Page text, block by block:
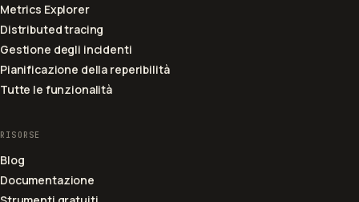
Metrics Explorer
Distributed tracing
Gestione degli incidenti
Pianificazione della reperibilità
Tutte le funzionalità
RISORSE
Blog
Documentazione